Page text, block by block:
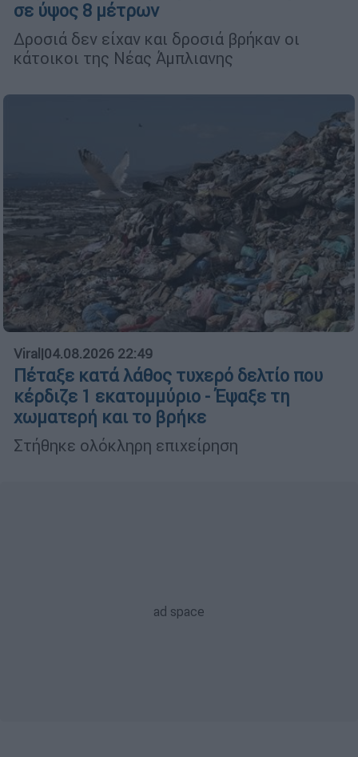
σε ύψος 8 μέτρων
Δροσιά δεν είχαν και δροσιά βρήκαν οι
κάτοικοι της Νέας Άμπλιανης
Viral |04.08.2026 22:49
Πέταξε κατά λάθος τυχερό δελτίο που
κέρδιζε 1 εκατομμύριο - Έψαξε τη
χωματερή και το βρήκε
Στήθηκε ολόκληρη επιχείρηση